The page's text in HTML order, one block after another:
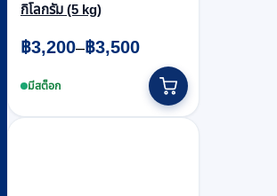
กิโลกรัม (5 kg)
฿3,200–฿3,500
Price
range:
฿3,200
มีสต็อก
product